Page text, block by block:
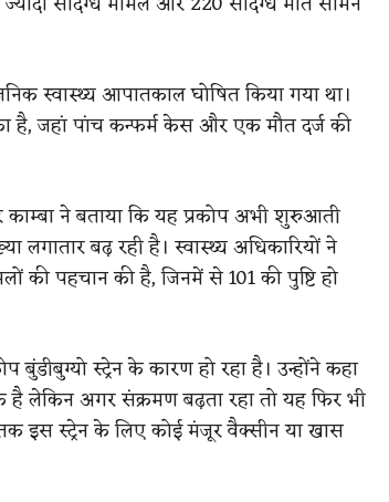
स्वास्थ्य आपातकाल घोषित किया गया था।
जहां पांच कन्फर्म केस और एक मौत दर्ज की
काम्बा ने बताया कि यह प्रकोप अभी शुरुआती
बढ़ रही है। स्वास्थ्य अधिकारियों ने
की पहचान की है, जिनमें से 101 की पुष्टि हो
बुंडीबुग्यो स्ट्रेन के कारण हो रहा है। उन्होंने कहा
है लेकिन अगर संक्रमण बढ़ता रहा तो यह फिर भी
इस स्ट्रेन के लिए कोई मंजूर वैक्सीन या खास